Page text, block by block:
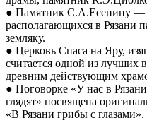
● Памятник С.А.Есенину —
располагающихся в Рязани
земляку.
● Церковь Спаса на Яру,
считается одной из лучших
древним действующим
● Поговорке «У нас в
глядят» посвящена
«В Рязани грибы с глазами».